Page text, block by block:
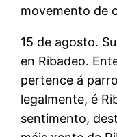
movemento de
15 de agosto.
en Ribadeo.
pertence á
legalmente, é
sentimento,